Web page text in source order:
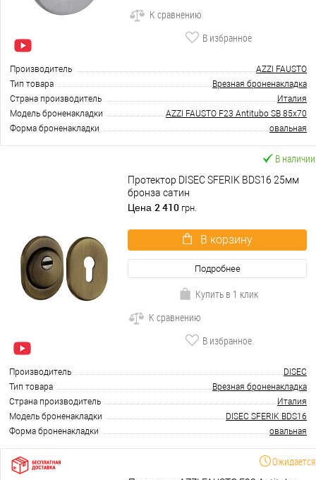
К сравнению
В избранное
Производитель
AZZI FAUSTO
Тип товара
Врезная броненакладка
Страна производитель
Италия
Модель броненакладки
AZZI FAUSTO F23 Antitubo SB 85x70
Форма броненакладки
овальная
В наличии
Протектор DISEC SFERIK BDS16 25мм
бронза сатин
Цена 2 410 грн.
В корзину
Подробнее
Купить в 1 клик
К сравнению
В избранное
Производитель
DISEC
Тип товара
Врезная броненакладка
Страна производитель
Италия
Модель броненакладки
DISEC SFERIK BDS16
Форма броненакладки
овальная
Ожидается